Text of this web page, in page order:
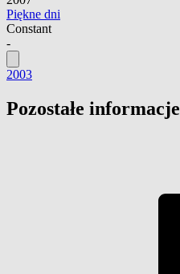
Piękne dni
Constant
-
2003
Pozostałe informacje